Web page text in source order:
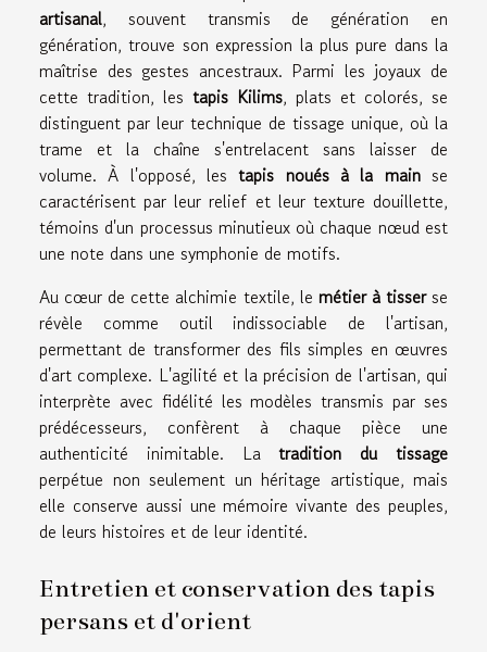
artisanal, souvent transmis de génération en
génération, trouve son expression la plus pure dans la
maîtrise des gestes ancestraux. Parmi les joyaux de
cette tradition, les tapis Kilims, plats et colorés, se
distinguent par leur technique de tissage unique, où la
trame et la chaîne s'entrelacent sans laisser de
volume. À l'opposé, lestapis noués à la mainse
caractérisent par leur relief et leur texture douillette,
témoins d'un processus minutieux où chaque nœud est
une note dans une symphonie de motifs.
Au cœur de cette alchimie textile, le métier à tisserse
révèle comme outil indissociable de l'artisan,
permettant de transformer des fils simples en œuvres
d'art complexe. L'agilité et la précision de l'artisan, qui
interprète avec fidélité les modèles transmis par ses
prédécesseurs, confèrent à chaque pièce une
authenticité inimitable. Latradition du tissage
perpétue non seulement un héritage artistique, mais
elle conserve aussi une mémoire vivante des peuples,
de leurs histoires et de leur identité.
Entretien et conservation des tapis
persans et d'orient